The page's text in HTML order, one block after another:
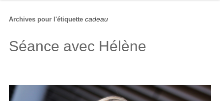
Archives pour l'étiquette cadeau
Séance avec Hélène